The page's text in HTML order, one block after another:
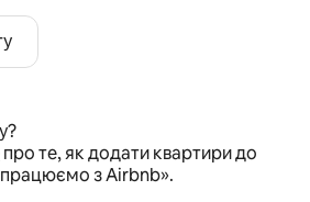
про те, як додати квартири до
з Airbnb».